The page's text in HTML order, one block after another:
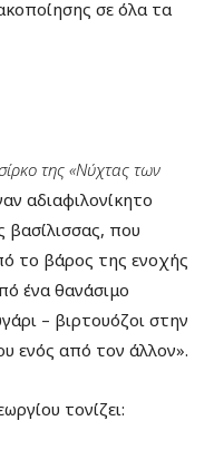
σε όλα τα
της «Νύχτας των
αδιαφιλονίκητο
βασίλισσας, που
το βάρος της ενοχής
ένα θανάσιμο
– βιρτουόζοι στην
ενός από τον άλλον».
τονίζει: